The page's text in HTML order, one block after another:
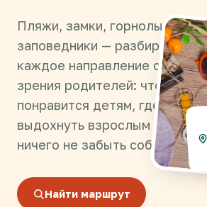
Пляжи, замки, горнолыжки и
заповедники — разбираем
каждое направление с точки
зрения родителей: что
понравится детям, где
выдохнуть взрослым и как
ничего не забыть собрать.
Найти маршрут